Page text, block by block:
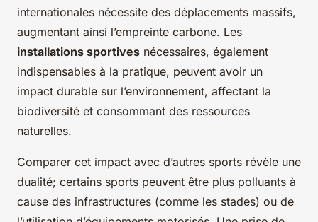
internationales nécessite des déplacements massifs,
augmentant ainsi l’empreinte carbone. Les
installations sportives nécessaires, également
indispensables à la pratique, peuvent avoir un
impact durable sur l’environnement, affectant la
biodiversité et consommant des ressources
naturelles.
Comparer cet impact avec d’autres sports révèle une
dualité; certains sports peuvent être plus polluants à
cause des infrastructures (comme les stades) ou de